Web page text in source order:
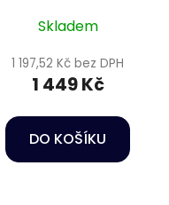
Skladem
1 197,52 Kč bez DPH
1 449 Kč
DO KOŠÍKU